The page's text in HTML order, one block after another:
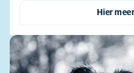
Hier